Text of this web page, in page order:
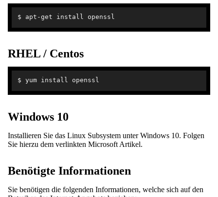
RHEL / Centos
Windows 10
Installieren Sie das Linux Subsystem unter Windows 10. Folgen
Sie hierzu dem verlinkten Microsoft Artikel.
Benötigte Informationen
Sie benötigen die folgenden Informationen, welche sich auf den